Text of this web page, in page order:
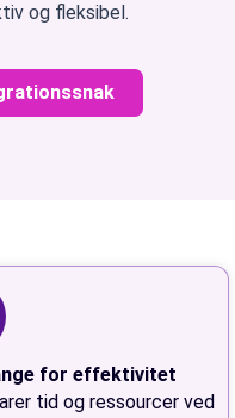
og fleksibel.
for effektivitet
tid og ressourcer ved